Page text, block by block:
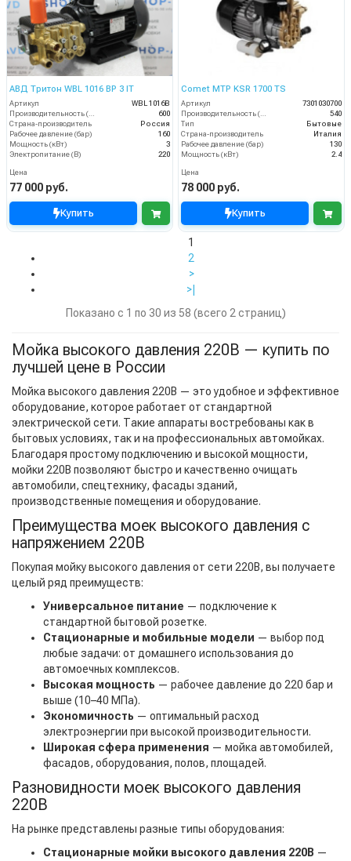
АВД Тритон WBL 1016 BP 3 IT
Артикул
WBL 1016B
Производительность (л/ч)
600
Страна-производитель
Россия
Рабочее давление (бар)
160
Мощность (кВт)
3
Электропитание (В)
220
Цена
77 000 руб.
Купить
Comet MTP KSR 1700 TS
Артикул
7301030700
Производительность (л/ч)
540
Тип
Бытовые
Страна-производитель
Италия
Рабочее давление (бар)
130
Мощность (кВт)
2.4
Цена
78 000 руб.
Купить
1
2
>
>|
Показано с 1 по 30 из 58 (всего 2 страниц)
Мойка высокого давления 220В — купить по
лучшей цене в России
Мойка высокого давления 220В — это удобное и эффективное
оборудование, которое работает от стандартной
электрической сети. Такие аппараты востребованы как в
бытовых условиях, так и на профессиональных автомойках.
Благодаря простому подключению и высокой мощности,
мойки 220В позволяют быстро и качественно очищать
автомобили, спецтехнику, фасады зданий,
производственные помещения и оборудование.
Преимущества моек высокого давления с
напряжением 220В
Покупая мойку высокого давления от сети 220В, вы получаете
целый ряд преимуществ:
Универсальное питание — подключение к
стандартной бытовой розетке.
Стационарные и мобильные модели — выбор под
любые задачи: от домашнего использования до
автомоечных комплексов.
Высокая мощность — рабочее давление до 220 бар и
выше (10–40 МПа).
Экономичность — оптимальный расход
электроэнергии при высокой производительности.
Широкая сфера применения — мойка автомобилей,
фасадов, оборудования, полов, площадей.
Разновидности моек высокого давления
220В
На рынке представлены разные типы оборудования:
Стационарные мойки высокого давления 220В —